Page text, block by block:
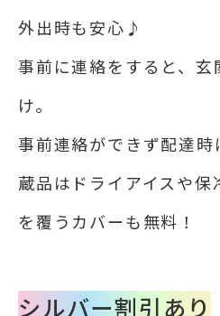
外出時も安心♪
事前に連絡をすると、
け。
事前連絡ができず配達
蔵品はドライアイスや
を覆うカバーも無料！
シルバー割引あり